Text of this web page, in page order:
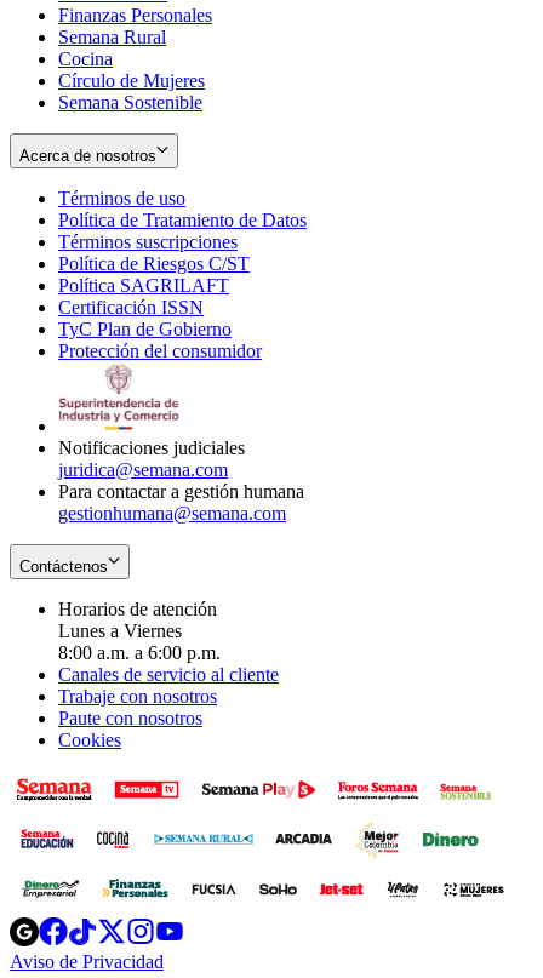
Finanzas Personales
Semana Rural
Cocina
Círculo de Mujeres
Semana Sostenible
Acerca de nosotros
Términos de uso
in
new
window
Política de Tratamiento de Datos
Términos suscripciones
in
Política de Riesgos C/ST
Política SAGRILAFT
new
window
Certificación ISSN
in
new
TyC Plan de Gobierno
in
Protección del consumidorOpens
Notificaciones judiciales
juridica@semana.com
Para contactar a gestión humana
gestionhumana@semana.com
Contáctenos
Horarios de atención
Lunes a Viernes
8:00 a.m. a 6:00 p.m.
Canales de servicio al cliente
Trabaje con nosotros
Paute con nosotros
Cookies
Opens
in
new
Opens
in
new
Opens
in
new
Opens
new
Aviso de Privacidad